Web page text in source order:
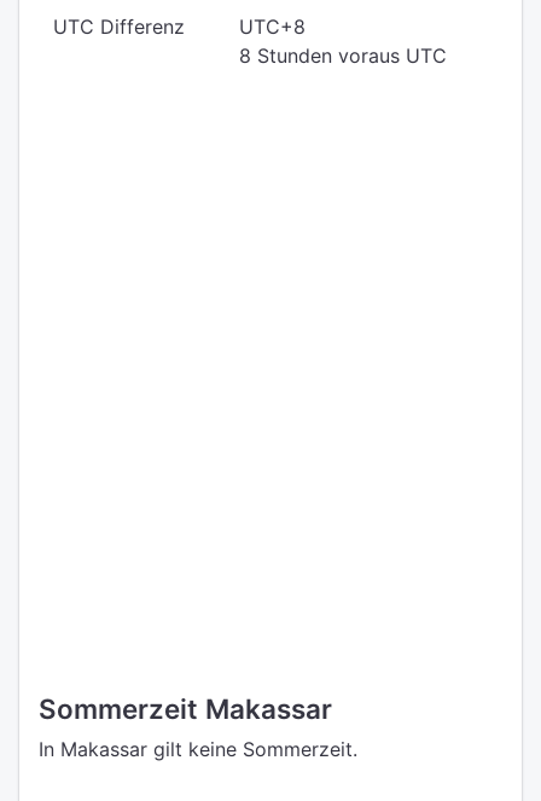
UTC Differenz
UTC+8
8 Stunden voraus UTC
Sommerzeit Makassar
In Makassar gilt keine Sommerzeit.